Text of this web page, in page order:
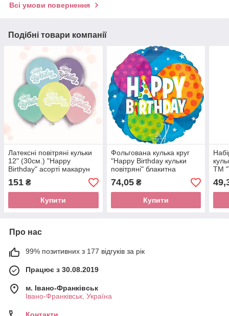
Всі умови повернення
Подібні товари компанії
Латексні повітряні кульки
12" (30см.) "Happy
Birthday" асорті макарун
ТМ "Твоя Забава" 50шт.
151 ₴
Купити
Фольгована кулька круг
"Happy Birthday кульки
повітряні" блакитна
Anagram 18"(45см) 1шт.
74,05₴
Купити
ТМ
Про нас
99% позитивних з 177 відгуків за рік
Працює з 30.08.2019
м. Івано-Франківськ
Івано-Франківськ, Україна